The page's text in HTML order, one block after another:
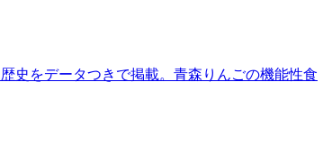
史をデータつきで掲載。青森りんごの機能性食